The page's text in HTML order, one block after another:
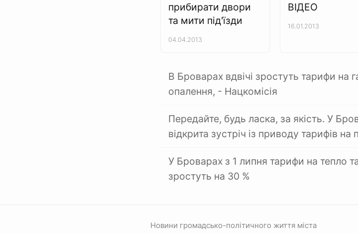
прибирати двори
та мити під'їзди
04.04.2013
ВІДЕО
16.01.2013
В Броварах вдвічі зростуть тарифи на
опалення, - Нацкомісія
Передайте, будь ласка, за якість. У
відкрита зустріч із приводу тарифів на
У Броварах з 1 липня тарифи на тепло
зростуть на 30 %
Новини громадсько-політичного життя міста